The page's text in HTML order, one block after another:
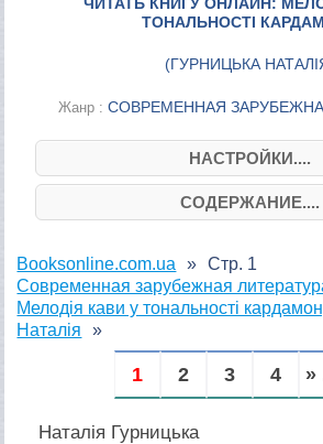
ТОНАЛЬНОСТІ
(ГУРНИЦЬКА
Жанр :СОВРЕМЕННАЯ
НАСТРОЙКИ....
СОДЕРЖАНИЕ....
Booksonline.com.ua
Современная зарубежная
Мелодія кави у тональності
Наталія
Стр. 1
1 2 3 4 »
Наталія Гурницька